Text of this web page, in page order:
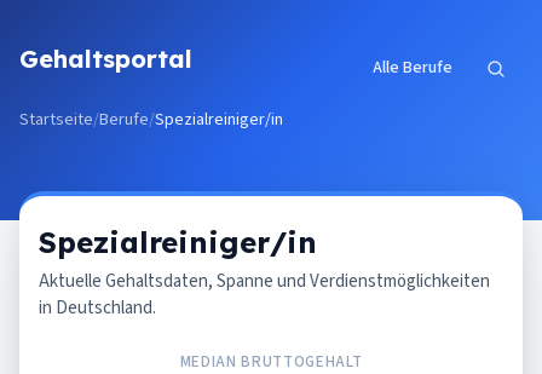
Gehaltsportal Alle Berufe
Startseite/Berufe/Spezialreiniger/in
Spezialreiniger/in
Aktuelle Gehaltsdaten, Spanne und Verdienstmöglichkeiten
in Deutschland.
MEDIAN BRUTTOGEHALT